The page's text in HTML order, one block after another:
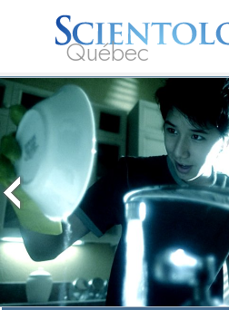
Québec
À
notre
sujet
L. Ron Hubbard
Qu’est-ce que la
Scientologie ?